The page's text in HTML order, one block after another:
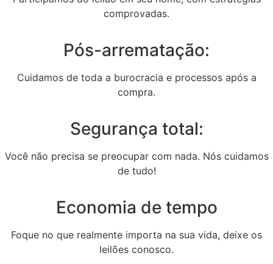
comprovadas.
Pós-arrematação:
Cuidamos de toda a burocracia e processos após a
compra.
Segurança total:
Você não precisa se preocupar com nada. Nós cuidamos
de tudo!
Economia de tempo
Foque no que realmente importa na sua vida, deixe os
leilões conosco.